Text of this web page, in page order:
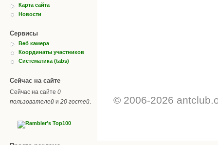
Карта сайта
Новости
Сервисы
Веб камера
Координаты участников
Систематика (tabs)
Сейчас на сайте
Сейчас на сайте 0
пользователей и 20 гостей © 2006-2026